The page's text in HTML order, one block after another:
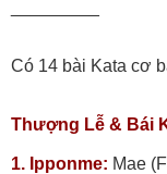
Có 14 bài Kata cơ
Thượng Lễ & Bái
1. Ipponme: Mae